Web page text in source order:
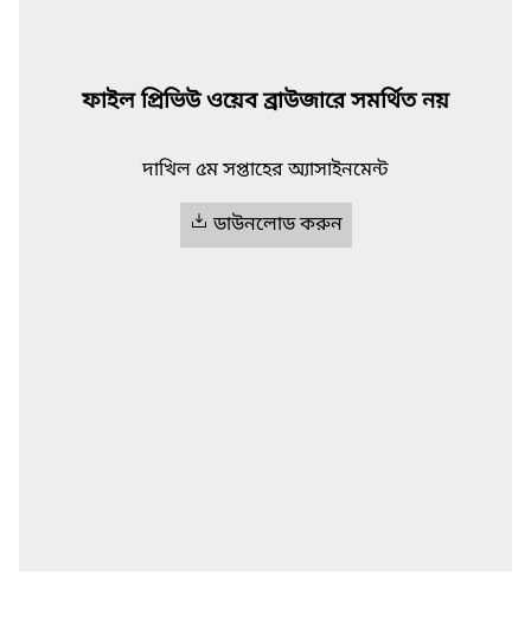
ফাইল প্রিভিউ ওয়েব ব্রাউজারে সমর্থিত নয়
দাখিল ৫ম সপ্তাহের অ্যাসাইনমেন্ট
ডাউনলোড করুন